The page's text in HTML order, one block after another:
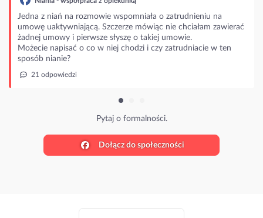
rozmowie wspomniała o zatrudnieniu na
Szczerze mówiąc nie chciałam zawierać
i pierwsze słyszę o takiej umowie.
o co w niej chodzi i czy zatrudniacie w ten
Pytaj o formalności.
Dołącz do społeczności